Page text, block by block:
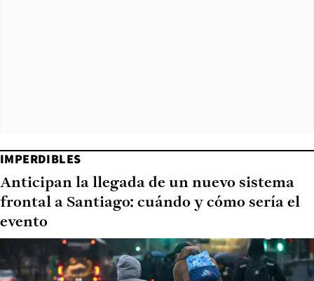
IMPERDIBLES
Anticipan la llegada de un nuevo sistema
frontal a Santiago: cuándo y cómo sería el
evento